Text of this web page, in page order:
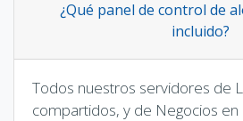
¿Qué panel de control de
incluido?
Todos nuestros servidores de
compartidos, y de Negocios